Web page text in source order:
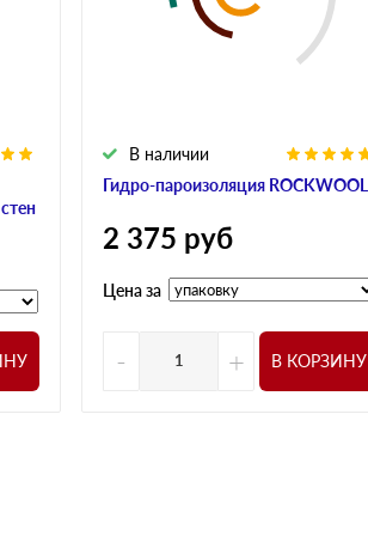
Гидро-пароизоляция ROCKWOOL
В наличии
2 375 руб
Цена за
- + В КОРЗИНУ